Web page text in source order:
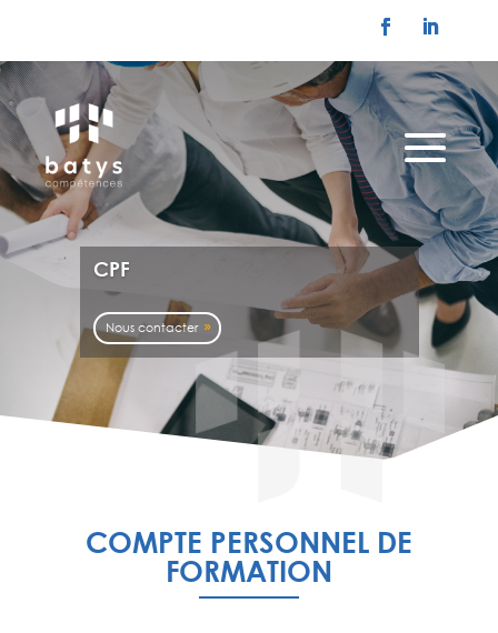
CPF
Nous contacter
COMPTE PERSONNEL DE
FORMATION